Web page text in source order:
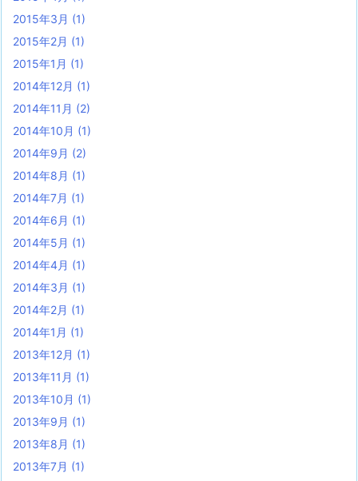
2015年3月 (1)
2015年2月 (1)
2015年1月 (1)
2014年12月 (1)
2014年11月 (2)
2014年10月 (1)
2014年9月 (2)
2014年8月 (1)
2014年7月 (1)
2014年6月 (1)
2014年5月 (1)
2014年4月 (1)
2014年3月 (1)
2014年2月 (1)
2014年1月 (1)
2013年12月 (1)
2013年11月 (1)
2013年10月 (1)
2013年9月 (1)
2013年8月 (1)
2013年7月 (1)